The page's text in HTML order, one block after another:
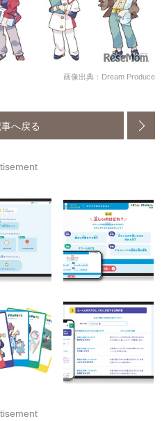
画像出典：Dream Produce
事へ戻る